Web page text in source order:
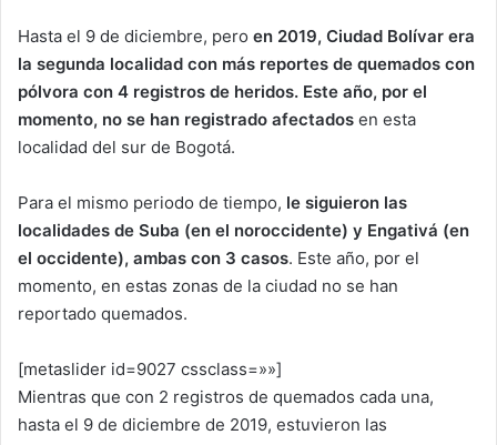
Hasta el 9 de diciembre, pero en 2019, Ciudad Bolívar era
la segunda localidad con más reportes de quemados con
pólvora con 4 registros de heridos. Este año, por el
momento, no se han registrado afectados en esta
localidad del sur de Bogotá.
Para el mismo periodo de tiempo, le siguieron las
localidades de Suba (en el noroccidente) y Engativá (en
el occidente), ambas con 3 casos. Este año, por el
momento, en estas zonas de la ciudad no se han
reportado quemados.
[metaslider id=9027 cssclass=»»]
Mientras que con 2 registros de quemados cada una,
hasta el 9 de diciembre de 2019, estuvieron las